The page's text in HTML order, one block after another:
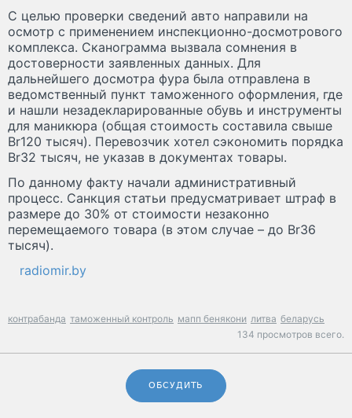
С целью проверки сведений авто направили на
осмотр с применением инспекционно-досмотрового
комплекса. Сканограмма вызвала сомнения в
достоверности заявленных данных. Для
дальнейшего досмотра фура была отправлена в
ведомственный пункт таможенного оформления, где
и нашли незадекларированные обувь и инструменты
для маникюра (общая стоимость составила свыше
Br120 тысяч). Перевозчик хотел сэкономить порядка
Br32 тысяч, не указав в документах товары.
По данному факту начали административный
процесс. Санкция статьи предусматривает штраф в
размере до 30% от стоимости незаконно
перемещаемого товара (в этом случае – до Br36
тысяч).
radiomir.by
контрабанда таможенный контроль мапп бенякони литва беларусь
134 просмотров всего.
ОБСУДИТЬ